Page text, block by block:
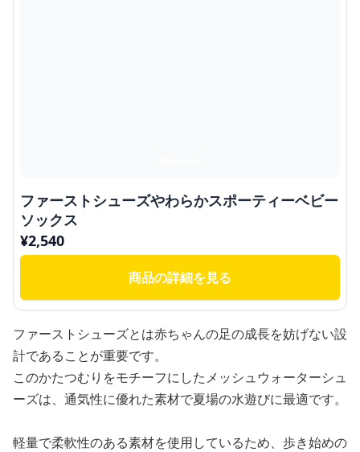
ファーストシューズやわらかスポーティーベビー
ソックス
¥2,540
商品の詳細を見る
ファーストシューズとは赤ちゃんの足の成長を妨げない設
計であることが重要です。
このかたつむりをモチーフにしたメッシュウォーターシュ
ーズは、通気性に優れた素材で夏場の水遊びに最適です。
軽量で柔軟性のある素材を使用しているため、歩き始めの